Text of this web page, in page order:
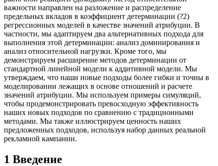
важности направлен на разложение и распределение
предельных вкладов в коэффициент детерминации (?2)
регрессионных моделей в качестве значений атрибуции. В
частности, мы адаптируем два альтернативных подхода для
выполнения этой детерминации: анализ доминирования и
анализ относительной нагрузки. Кроме того, мы
демонстрируем расширение методов детерминации от
стандартной линейной модели к аддитивной модели. Мы
утверждаем, что наши новые подходы более гибки и точны в
моделировании лежащих в основе отношений и расчете
значений атрибуции. Мы используем примеры симуляций,
чтобы продемонстрировать превосходную эффективность
наших новых подходов по сравнению с традиционными
методами. Мы также иллюстрируем ценность наших
предложенных подходов, используя набор данных реальной
рекламной кампании.
1 Введение